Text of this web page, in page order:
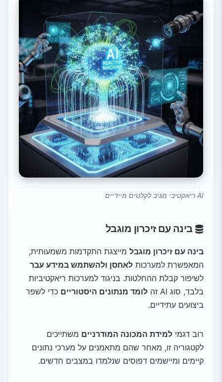
AI ריאקטיבי מגיב לקלטים מיידיים
בינה עם זיכרון מוגבל
בינה עם זיכרון מוגבל מייצגת התקדמות משמעותית,
המאפשרת למערכות לאחסן ולהשתמש במידע עבר
לשיפור קבלת ההחלטות. בניגוד למערכות ריאקטיביות
בלבד, סוג AI זה
לומד מנתונים היסטוריים כדי לשפר
ביצועים עתידיים.
רוב דגמי למידת המכונה המודרניים משתייכים
לקטגוריה זו, מאחר שהם מתאמנים על מערכי נתונים
קיימים ומיישמים דפוסים שנלמדו במצבים חדשים.